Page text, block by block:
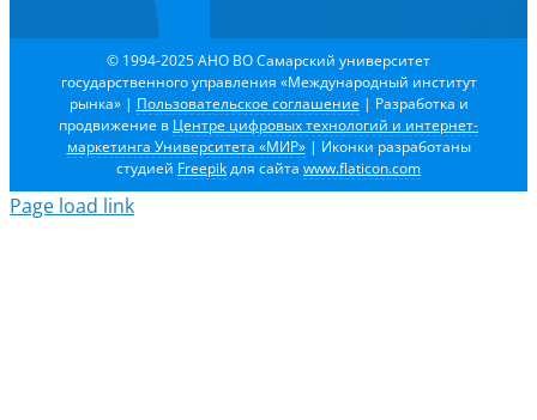
© 1994-2025 АНО ВО Самарский университет
государственного управления «Международный институт
рынка» | Пользовательское соглашение | Разработка и
продвижение в Центре цифровых технологий и интернет-
маркетинга Университета «МИР»| Иконки разработаны
студией Freepikдля сайта www.flaticon.com
Page load link